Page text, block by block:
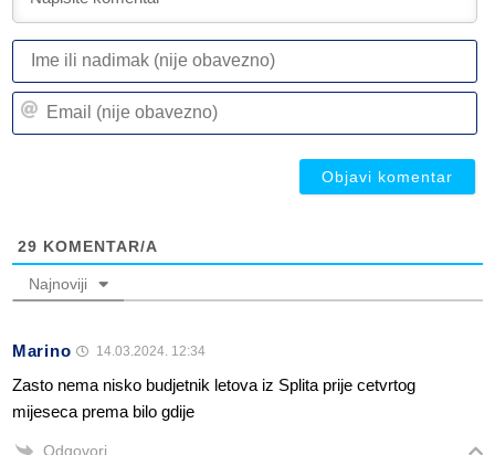
29 KOMENTAR/A
Najnoviji
Marino 14.03.2024. 12:34
Zasto nema nisko budjetnik letova iz Splita prije cetvrtog
mijeseca prema bilo gdije
Odgovori